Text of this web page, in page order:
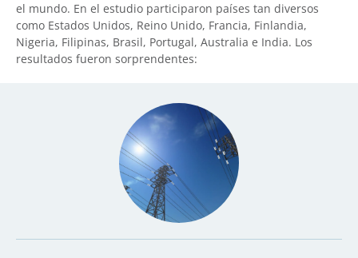
el mundo. En el estudio participaron países tan diversos
como Estados Unidos, Reino Unido, Francia, Finlandia,
Nigeria, Filipinas, Brasil, Portugal, Australia e India. Los
resultados fueron sorprendentes: